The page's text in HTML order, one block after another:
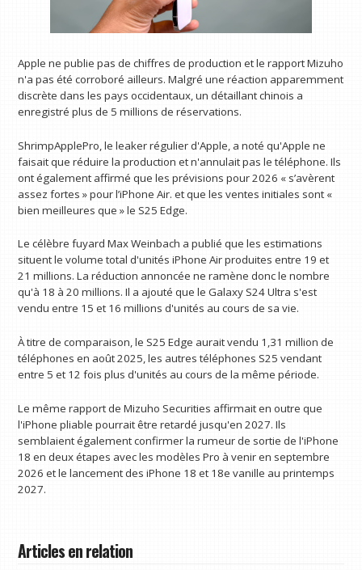
Apple ne publie pas de chiffres de production et le rapport Mizuho
n'a pas été corroboré ailleurs. Malgré une réaction apparemment
discrète dans les pays occidentaux, un détaillant chinois a
enregistré plus de 5 millions de réservations.
ShrimpApplePro, le leaker régulier d'Apple, a noté qu'Apple ne
faisait que réduire la production et n'annulait pas le téléphone. Ils
ont également affirmé que les prévisions pour 2026 « s’avèrent
assez fortes » pour l’iPhone Air. et que les ventes initiales sont «
bien meilleures que » le S25 Edge.
Le célèbre fuyard Max Weinbach a publié que les estimations
situent le volume total d'unités iPhone Air produites entre 19 et
21 millions. La réduction annoncée ne ramène donc le nombre
qu'à 18 à 20 millions. Il a ajouté que le Galaxy S24 Ultra s'est
vendu entre 15 et 16 millions d'unités au cours de sa vie.
À titre de comparaison, le S25 Edge aurait vendu 1,31 million de
téléphones en août 2025, les autres téléphones S25 vendant
entre 5 et 12 fois plus d'unités au cours de la même période.
Le même rapport de Mizuho Securities affirmait en outre que
l'iPhone pliable pourrait être retardé jusqu'en 2027. Ils
semblaient également confirmer la rumeur de sortie de l'iPhone
18 en deux étapes avec les modèles Pro à venir en septembre
2026 et le lancement des iPhone 18 et 18e vanille au printemps
2027.
Articles en relation